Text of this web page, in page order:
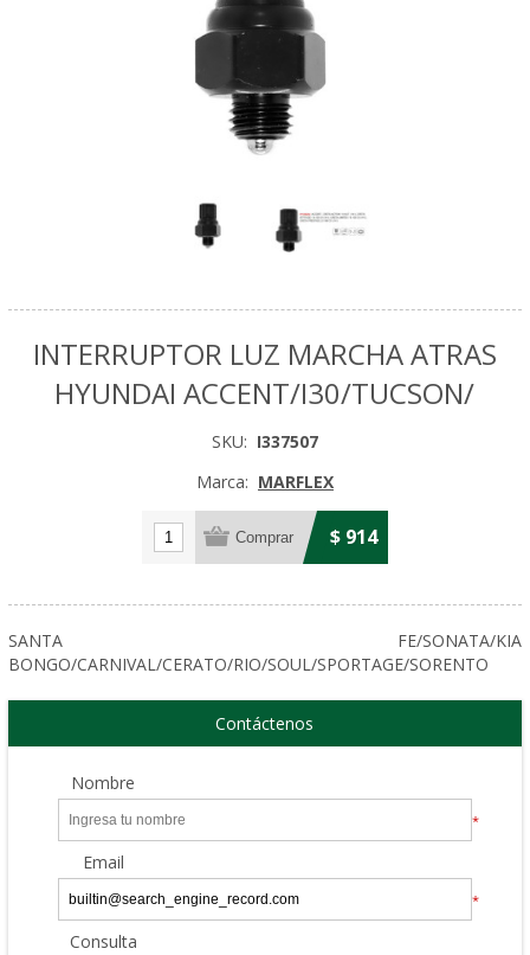
INTERRUPTOR LUZ MARCHA ATRAS
HYUNDAI ACCENT/I30/TUCSON/
SKU: I337507
Marca: MARFLEX
$ 914
SANTA FE/SONATA/KIA
BONGO/CARNIVAL/CERATO/RIO/SOUL/SPORTAGE/SORENTO
Contáctenos
Nombre
*
Email
*
Consulta